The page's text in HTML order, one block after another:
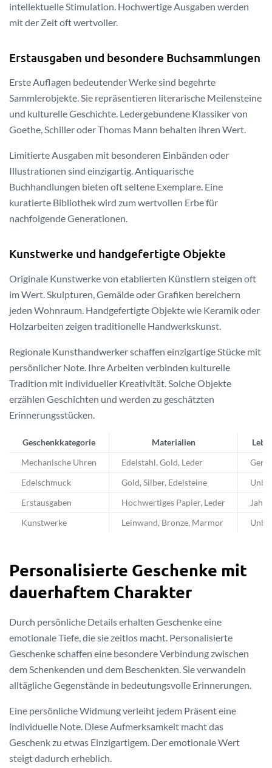
intellektuelle Stimulation. Hochwertige Ausgaben werden
mit der Zeit oft wertvoller.
Erstausgaben und besondere Buchsammlungen
Erste Auflagen bedeutender Werke sind begehrte
Sammlerobjekte. Sie repräsentieren literarische Meilensteine
und kulturelle Geschichte. Ledergebundene Klassiker von
Goethe, Schiller oder Thomas Mann behalten ihren Wert.
Limitierte Ausgaben mit besonderen Einbänden oder
Illustrationen sind einzigartig. Antiquarische
Buchhandlungen bieten oft seltene Exemplare. Eine
kuratierte Bibliothek wird zum wertvollen Erbe für
nachfolgende Generationen.
Kunstwerke und handgefertigte Objekte
Originale Kunstwerke von etablierten Künstlern steigen oft
im Wert. Skulpturen, Gemälde oder Grafiken bereichern
jeden Wohnraum. Handgefertigte Objekte wie Keramik oder
Holzarbeiten zeigen traditionelle Handwerkskunst.
Regionale Kunsthandwerker schaffen einzigartige Stücke mit
persönlicher Note. Ihre Arbeiten verbinden kulturelle
Tradition mit individueller Kreativität. Solche Objekte
erzählen Geschichten und werden zu geschätzten
Erinnerungsstücken.
Geschenkkategorie Materialien
Mechanische Uhren Edelstahl, Gold, Leder
Edelschmuck Gold, Silber, Edelsteine
Erstausgaben Hochwertiges Papier, Leder
Kunstwerke Leinwand, Bronze, Marmor
Personalisierte Geschenke mit
dauerhaftem Charakter
Durch persönliche Details erhalten Geschenke eine
emotionale Tiefe, die sie zeitlos macht. Personalisierte
Geschenke schaffen eine besondere Verbindung zwischen
dem Schenkenden und dem Beschenkten. Sie verwandeln
alltägliche Gegenstände in bedeutungsvolle Erinnerungen.
Eine persönliche Widmung verleiht jedem Präsent eine
individuelle Note. Diese Aufmerksamkeit macht das
Geschenk zu etwas Einzigartigem. Der emotionale Wert
steigt dadurch erheblich.